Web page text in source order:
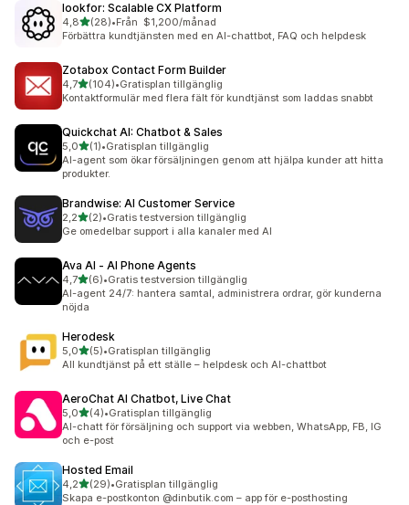
lookfor: Scalable CX Platform
4,8av 5 stjärnor
(28)
28 recensioner totalt
•Från $1,200/månad
Förbättra kundtjänsten med en AI-chattbot, FAQ och helpdesk
Zotabox Contact Form Builder
4,7av 5 stjärnor
(104)
104 recensioner totalt
•Gratisplan tillgänglig
Kontaktformulär med flera fält för kundtjänst som laddas snabbt
Quickchat AI: Chatbot & Sales
5,0av 5 stjärnor
(1)
1 recensioner totalt
•Gratisplan tillgänglig
AI-agent som ökar försäljningen genom att hjälpa kunder att hitta
produkter.
Brandwise: AI Customer Service
2,2av 5 stjärnor
(2)
2 recensioner totalt
•Gratis testversion tillgänglig
Ge omedelbar support i alla kanaler med AI
Ava AI ‑ AI Phone Agents
4,7av 5 stjärnor
(6)
6 recensioner totalt
•Gratis testversion tillgänglig
AI-agent 24/7: hantera samtal, administrera ordrar, gör kunderna
nöjda
Herodesk
5,0av 5 stjärnor
(5)
5 recensioner totalt
•Gratisplan tillgänglig
All kundtjänst på ett ställe – helpdesk och AI-chattbot
AeroChat AI Chatbot, Live Chat
5,0av 5 stjärnor
(4)
4 recensioner totalt
•Gratisplan tillgänglig
AI-chatt för försäljning och support via webben, WhatsApp, FB, IG
och e-post
Hosted Email
4,2av 5 stjärnor
(29)
29 recensioner totalt
•Gratisplan tillgänglig
Skapa e-postkonton @dinbutik.com – app för e-posthosting